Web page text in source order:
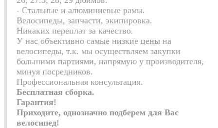
- Стальные и алюминиевые рамы.
Велосипеды, запчасти, экипировка.
Никаких переплат за качество.
У нас объективно самые низкие цены на
велосипеды, т.к. мы осуществляем закупки
большими партиями, напрямую у производителя,
минуя посредников.
Профессиональная консультация.
Бесплатная сборка.
Гарантия!
Приходите, однозначно подберем для Вас
велосипед!